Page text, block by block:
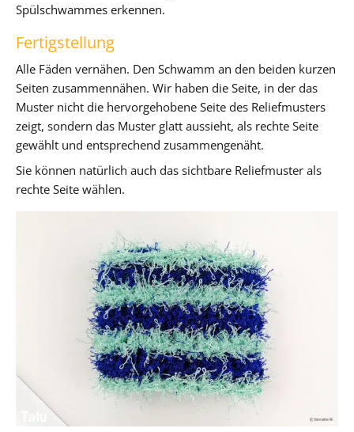
Spülschwammes erkennen.
Fertigstellung
Alle Fäden vernähen. Den Schwamm an den beiden kurzen
Seiten zusammennähen. Wir haben die Seite, in der das
Muster nicht die hervorgehobene Seite des Reliefmusters
zeigt, sondern das Muster glatt aussieht, als rechte Seite
gewählt und entsprechend zusammengenäht.
Sie können natürlich auch das sichtbare Reliefmuster als
rechte Seite wählen.